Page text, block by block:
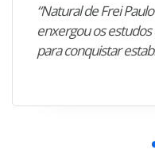
“Natural de Frei
enxergou os
para conquistar